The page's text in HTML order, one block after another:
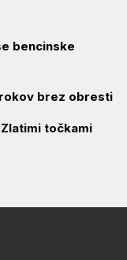
bencinske
brez obresti
točkami